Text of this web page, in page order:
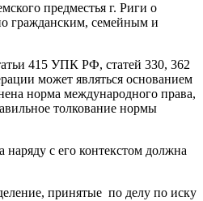
предместья г. Риги о
гражданским, семейным и
415 УПК РФ, статей 330, 362
может являться основанием
норма международного права,
толкование нормы
с его контекстом должна
принятые по делу по иску